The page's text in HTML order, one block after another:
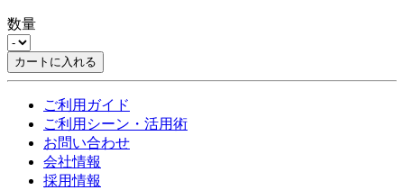
数量
カートに入れる
ご利用ガイド
ご利用シーン・活用術
お問い合わせ
会社情報
採用情報